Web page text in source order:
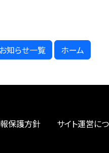
知らせ一覧 ホーム
保護方針 サイト運営に